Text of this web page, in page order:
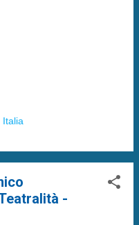
Italia
-